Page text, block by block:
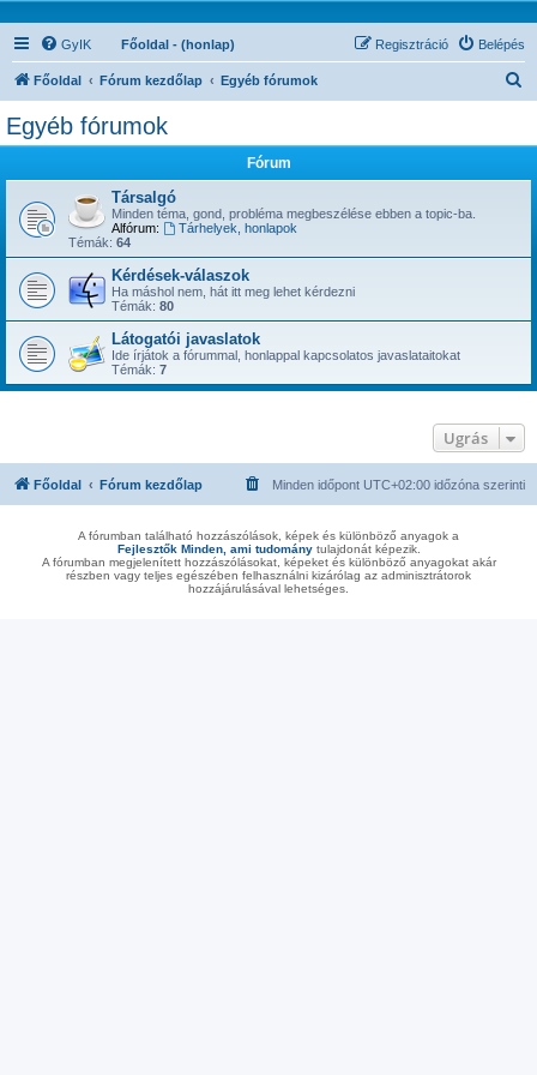
GyIK Főoldal - (honlap) Belépés
Regisztráció
Főoldal Fórum kezdőlap Egyéb fórumok
Egyéb fórumok
Fórum
Társalgó
Minden téma, gond, probléma megbeszélése ebben a topic-ba.
Alfórum:
Tárhelyek, honlapok
Témák: 64
Kérdések-válaszok
Ha máshol nem, hát itt meg lehet kérdezni
Témák: 80
Látogatói javaslatok
Ide írjátok a fórummal, honlappal kapcsolatos javaslataitokat
Témák: 7
Ugrás
Főoldal Fórum kezdőlap Minden időpont UTC+02:00 időzóna szerinti
A fórumban található hozzászólások, képek és különböző anyagok a
Fejlesztők Minden, ami tudománytulajdonát képezik.
A fórumban megjelenített hozzászólásokat, képeket és különböző anyagokat akár
részben vagy teljes egészében felhasználni kizárólag az adminisztrátorok
hozzájárulásával lehetséges.